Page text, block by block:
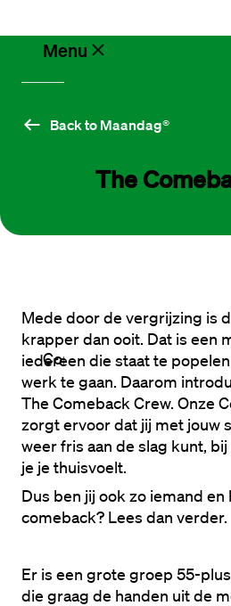
Menu
Working
Contact
Back to Maandag®
The
Mede door de vergrijzing is
krapper dan ooit. Dat is een
iedereen die staat te
werk te gaan. Daarom
The Comeback Crew. Onze
zorgt ervoor dat jij met jouw
weer fris aan de slag kunt,
je je thuisvoelt.
Dus ben jij ook zo iemand en
comeback? Lees dan verder.
Er is een grote groep 55-
die graag de handen uit de